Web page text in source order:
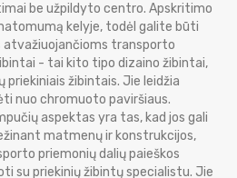
be užpildyto centro. Apskritimo
kelyje, todėl galite būti
atvažiuojančioms transporto
- tai kito tipo dizaino žibintai,
priekiniais žibintais. Jie leidžia
nuo chromuoto paviršiaus.
aspektas yra tas, kad jos gali
matmenų ir konstrukcijos,
priemonių dalių paieškos
su priekinių žibintų specialistu. Jie